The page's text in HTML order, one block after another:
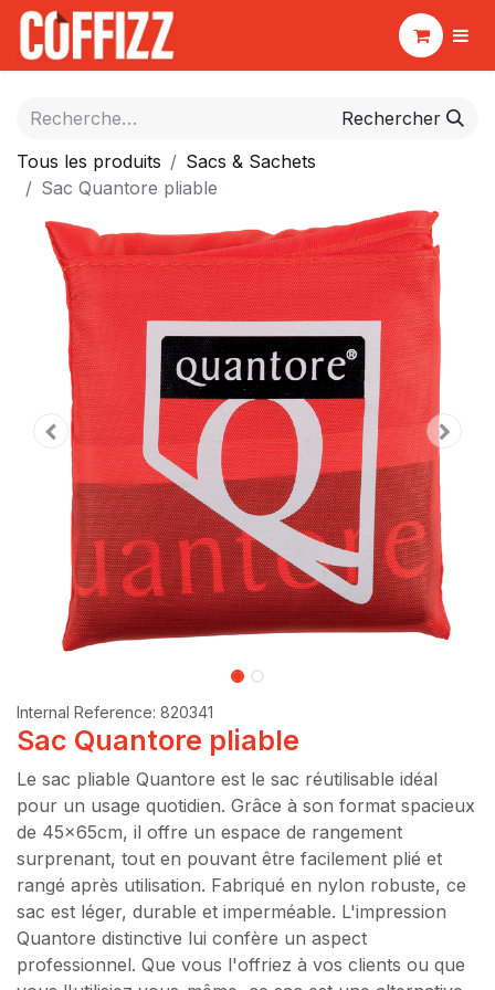
Rechercher
Tous les produits
Sacs & Sachets
Sac Quantore pliable
Internal Reference: 820341
Sac Quantore pliable
Le sac pliable Quantore est le sac réutilisable idéal
pour un usage quotidien. Grâce à son format spacieux
de 45x65cm, il offre un espace de rangement
surprenant, tout en pouvant être facilement plié et
rangé après utilisation. Fabriqué en nylon robuste, ce
sac est léger, durable et imperméable. L'impression
Quantore distinctive lui confère un aspect
professionnel. Que vous l'offriez à vos clients ou que